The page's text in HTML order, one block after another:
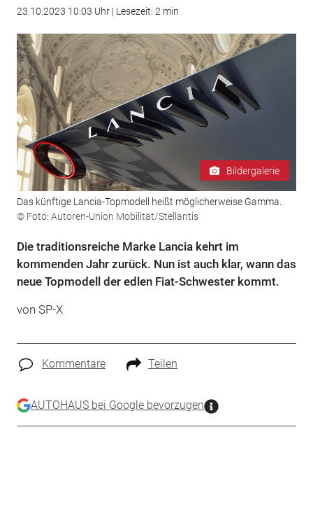
23.10.2023 10:03 Uhr | Lesezeit: 2 min
Bildergalerie
Das künftige Lancia-Topmodell heißt möglicherweise Gamma.
© Foto: Autoren-Union Mobilität/Stellantis
Die traditionsreiche Marke Lancia kehrt im
kommenden Jahr zurück. Nun ist auch klar, wann das
neue Topmodell der edlen Fiat-Schwester kommt.
von SP-X
Kommentare Teilen
AUTOHAUS bei Google bevorzugen